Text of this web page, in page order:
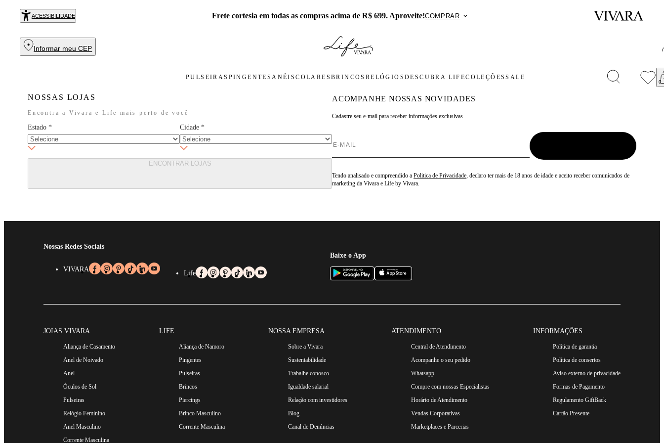
ACESSIBILIDADE Frete cortesia em todas as compras acima de R$ 699. Aproveite!COMPRAR
Informar meu CEP
PULSEIRAS PINGENTESANÉISCOLARES BRINCOS RELÓGIOSDESCUBRA LIFECOLEÇÕESSALE
NOSSAS LOJAS
Encontra a Vivara e Life mais perto de você
Estado * Cidade *
ENCONTRAR LOJAS
ACOMPANHE NOSSAS NOVIDADES
Cadastre seu e-mail para receber informações exclusivas
Tendo analisado e compreendido a Politica de Privacidade, declaro ter mais de 18 anos de idade e aceito receber comunicados de
marketing da Vivara e Life by Vivara.
Nossas Redes Sociais
VIVARA
Life
Baixe o App
JOIAS VIVARA
Aliança de Casamento
Anel de Noivado
Anel
Óculos de Sol
Pulseiras
Relógio Feminino
Anel Masculino
Corrente Masculina
LIFE
Aliança de Namoro
Pingentes
Pulseiras
Brincos
Piercings
Brinco Masculino
Corrente Masculina
NOSSA EMPRESA
Sobre a Vivara
Sustentabilidade
Trabalhe conosco
Igualdade salarial
Relação com investidores
Blog
Canal de Denúncias
ATENDIMENTO
Central de Atendimento
Acompanhe o seu pedido
Whatsapp
Compre com nossas Especialistas
Horário de Atendimento
Vendas Corporativas
Marketplaces e Parcerias
INFORMAÇÕES
Política de garantia
Política de consertos
Aviso externo de privacidade
Formas de Pagamento
Regulamento GiftBack
Cartão Presente